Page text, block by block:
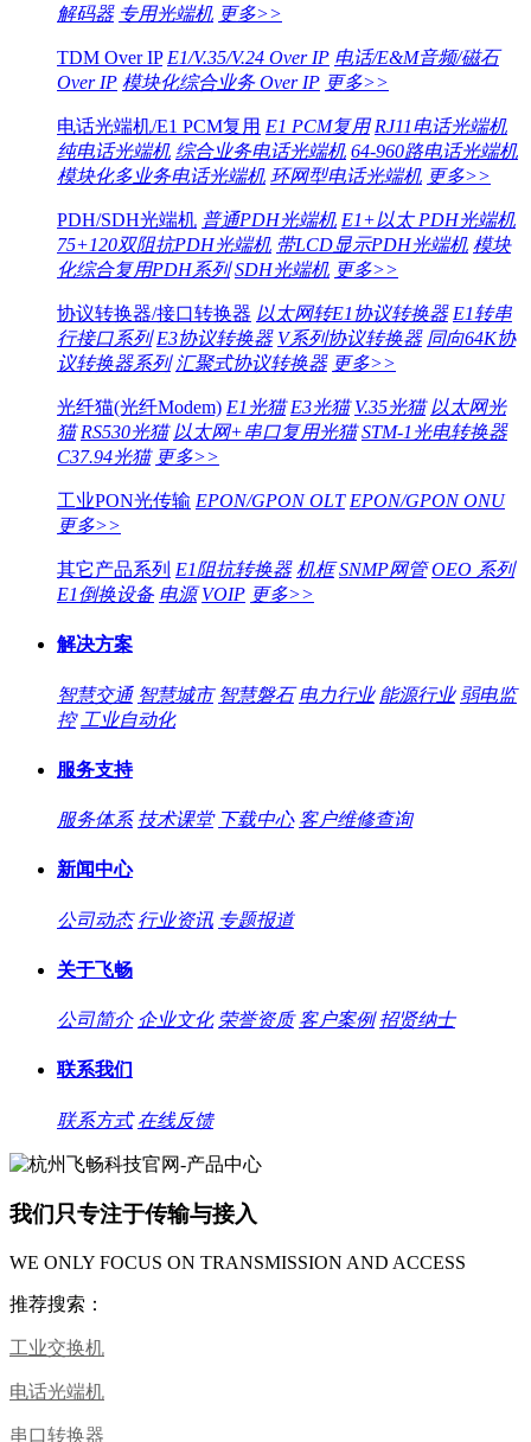
解码器 专用光端机 更多>>
TDM Over IP E1/V.35/V.24 Over IP 电话/E&M音频/磁石
Over IP 模块化综合业务 Over IP 更多>>
电话光端机/E1 PCM复用 E1 PCM复用 RJ11电话光端机
纯电话光端机 综合业务电话光端机 64-960路电话光端机
模块化多业务电话光端机 环网型电话光端机 更多>>
PDH/SDH光端机 普通PDH光端机 E1+以太 PDH光端机
75+120双阻抗PDH光端机 带LCD显示PDH光端机 模块
化综合复用PDH系列 SDH光端机 更多>>
协议转换器/接口转换器 以太网转E1协议转换器 E1转串
行接口系列 E3协议转换器 V系列协议转换器 同向64K协
议转换器系列 汇聚式协议转换器 更多>>
光纤猫(光纤Modem) E1光猫 E3光猫 V.35光猫 以太网光
猫 RS530光猫 以太网+串口复用光猫 STM-1光电转换器
C37.94光猫 更多>>
工业PON光传输 EPON/GPON OLT EPON/GPON ONU
更多>>
其它产品系列 E1阻抗转换器 机框 SNMP网管 OEO 系列
E1倒换设备 电源 VOIP 更多>>
解决方案
智慧交通 智慧城市 智慧磐石 电力行业 能源行业 弱电监
控 工业自动化
服务支持
服务体系 技术课堂 下载中心 客户维修查询
新闻中心
公司动态 行业资讯 专题报道
关于飞畅
公司简介 企业文化 荣誉资质 客户案例 招贤纳士
联系我们
联系方式 在线反馈
我们只专注于传输与接入
WE ONLY FOCUS ON TRANSMISSION AND ACCESS
推荐搜索：
工业交换机
电话光端机
串口转换器